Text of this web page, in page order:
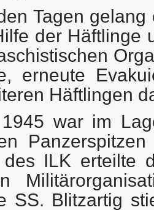
Tagen
der Häftlinge
erneute
Häftlingen
war im
ILK erteilte
SS. Blitzartig